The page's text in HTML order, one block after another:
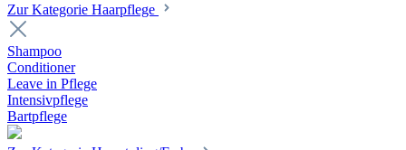
Zur Kategorie Haarpflege
Shampoo
Conditioner
Leave in Pflege
Intensivpflege
Bartpflege